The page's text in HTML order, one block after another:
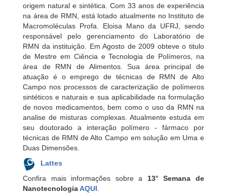
origem natural e sintética. Com 33 anos de experiência
na área de RMN, está lotado atualmente no Instituto de
Macromoléculas Profa. Eloisa Mano da UFRJ, sendo
responsável pelo gerenciamento do Laboratório de
RMN da instituição. Em Agosto de 2009 obteve o titulo
de Mestre em Ciência e Tecnologia de Polímeros, na
área de RMN de Alimentos. Sua área principal de
atuação é o emprego de técnicas de RMN de Alto
Campo nos processos de caracterização de polímeros
sintéticos e naturais e sua aplicabilidade na formulação
de novos medicamentos, bem como o uso da RMN na
analise de misturas complexas. Atualmente estuda em
seu doutorado a interação polímero - fármaco por
técnicas de RMN de Alto Campo em solução em Uma e
Duas Dimensões.
Lattes
Confira mais informações sobre a 13° Semana de
NanotecnologiaAQUI